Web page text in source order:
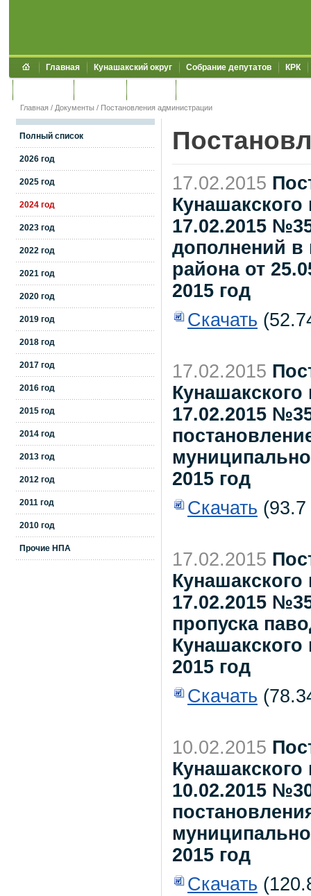
Главная Кунашакский округ Собрание депутатов КРК
Главная / Документы / Постановления администрации
Полный список
2026 год
2025 год
2024 год
2023 год
2022 год
2021 год
2020 год
2019 год
2018 год
2017 год
2016 год
2015 год
2014 год
2013 год
2012 год
2011 год
2010 год
Прочие НПА
17.02.2015
17.02.2015
дополнений в
района от
2015 год
Скачать
17.02.2015
17.02.2015
2015 год
Скачать
17.02.2015
17.02.2015
пропуска
2015 год
Скачать
10.02.2015
10.02.2015
2015 год
Скачать